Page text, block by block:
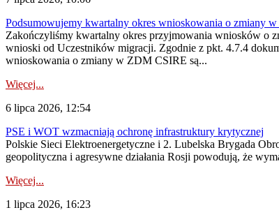
Podsumowujemy kwartalny okres wnioskowania o zmiany
Zakończyliśmy kwartalny okres przyjmowania wniosków o
wnioski od Uczestników migracji. Zgodnie z pkt. 4.7.4
wnioskowania o zmiany w ZDM CSIRE są...
Więcej...
6 lipca 2026, 12:54
PSE i WOT wzmacniają ochronę infrastruktury krytycznej
Polskie Sieci Elektroenergetyczne i 2. Lubelska Brygada
geopolityczna i agresywne działania Rosji powodują, że
Więcej...
1 lipca 2026, 16:23